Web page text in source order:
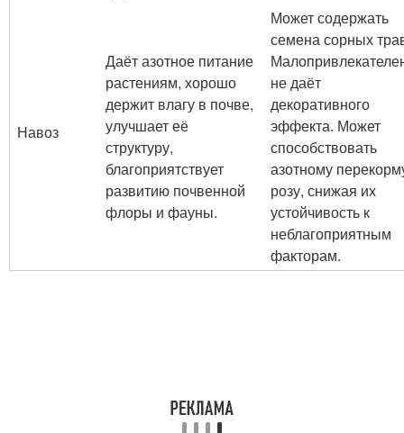
Навоз
Даёт азотное питание
растениям, хорошо
держит влагу в почве,
улучшает её
структуру,
благоприятствует
развитию почвенной
флоры и фауны.
Может содержать
семена сорных
не даёт
декоративного
эффекта. Может
способствовать
азотному
розу, снижая их
устойчивость к
неблагоприятным
факторам.